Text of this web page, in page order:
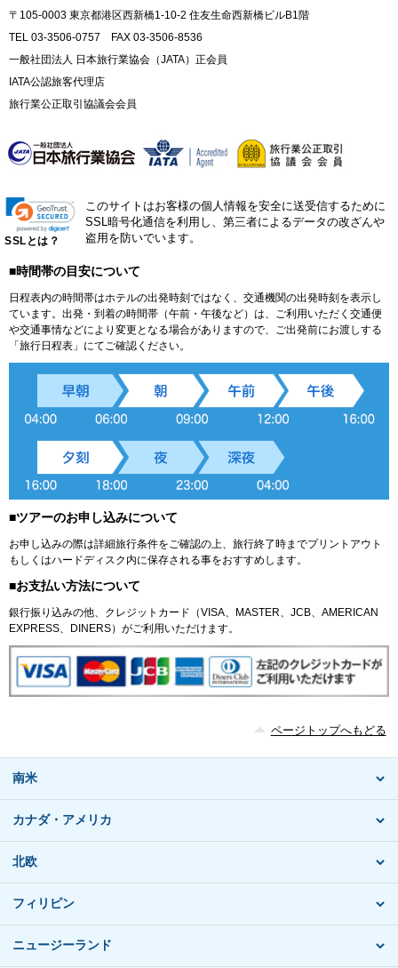
〒105-0003 東京都港区西新橋1-10-2 住友生命西新橋ビルB1階
TEL 03-3506-0757 FAX 03-3506-8536
一般社団法人 日本旅行業協会（JATA）正会員
IATA公認旅客代理店
旅行業公正取引協議会会員
SSLとは？
このサイトはお客様の個人情報を安全に送受信するために
SSL暗号化通信を利用し、第三者によるデータの改ざんや
盗用を防いでいます。
■時間帯の目安について
日程表内の時間帯はホテルの出発時刻ではなく、交通機関の出発時刻を表示し
ています。出発・到着の時間帯（午前・午後など）は、ご利用いただく交通便
や交通事情などにより変更となる場合がありますので、ご出発前にお渡しする
「旅行日程表」にてご確認ください。
■ツアーのお申し込みについて
お申し込みの際は詳細旅行条件をご確認の上、旅行終了時までプリントアウト
もしくはハードディスク内に保存される事をおすすめします。
■お支払い方法について
銀行振り込みの他、クレジットカード（VISA、MASTER、JCB、AMERICAN
EXPRESS、DINERS）がご利用いただけます。
ページトップへもどる
南米
カナダ・アメリカ
北欧
フィリピン
ニュージーランド